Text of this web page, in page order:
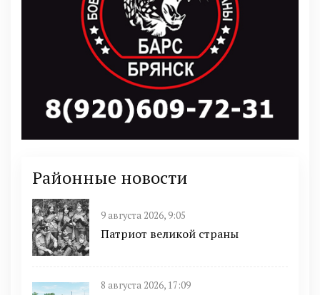
Районные новости
9 августа 2026, 9:05
Патриот великой страны
8 августа 2026, 17:09